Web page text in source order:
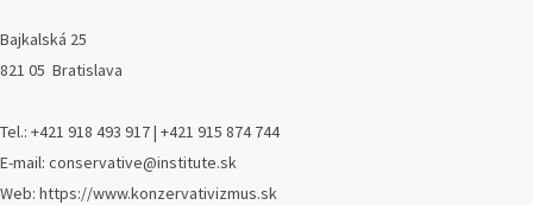
Bajkalská 25
821 05 Bratislava
Tel.: +421 918 493 917 | +421 915 874 744
E-mail: conservative@institute.sk
Web: https://www.konzervativizmus.sk